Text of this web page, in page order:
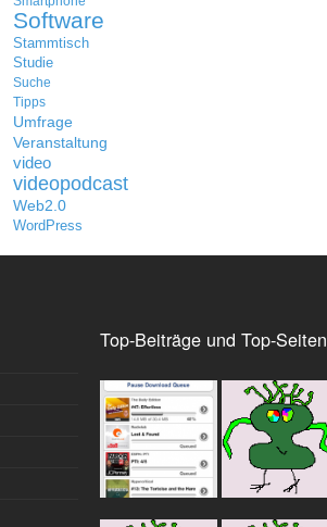
Software
Stammtisch
Studie
Suche
Tipps
Umfrage
Veranstaltung
video
videopodcast
Web2.0
WordPress
Top-Beiträge und Top-Seiten